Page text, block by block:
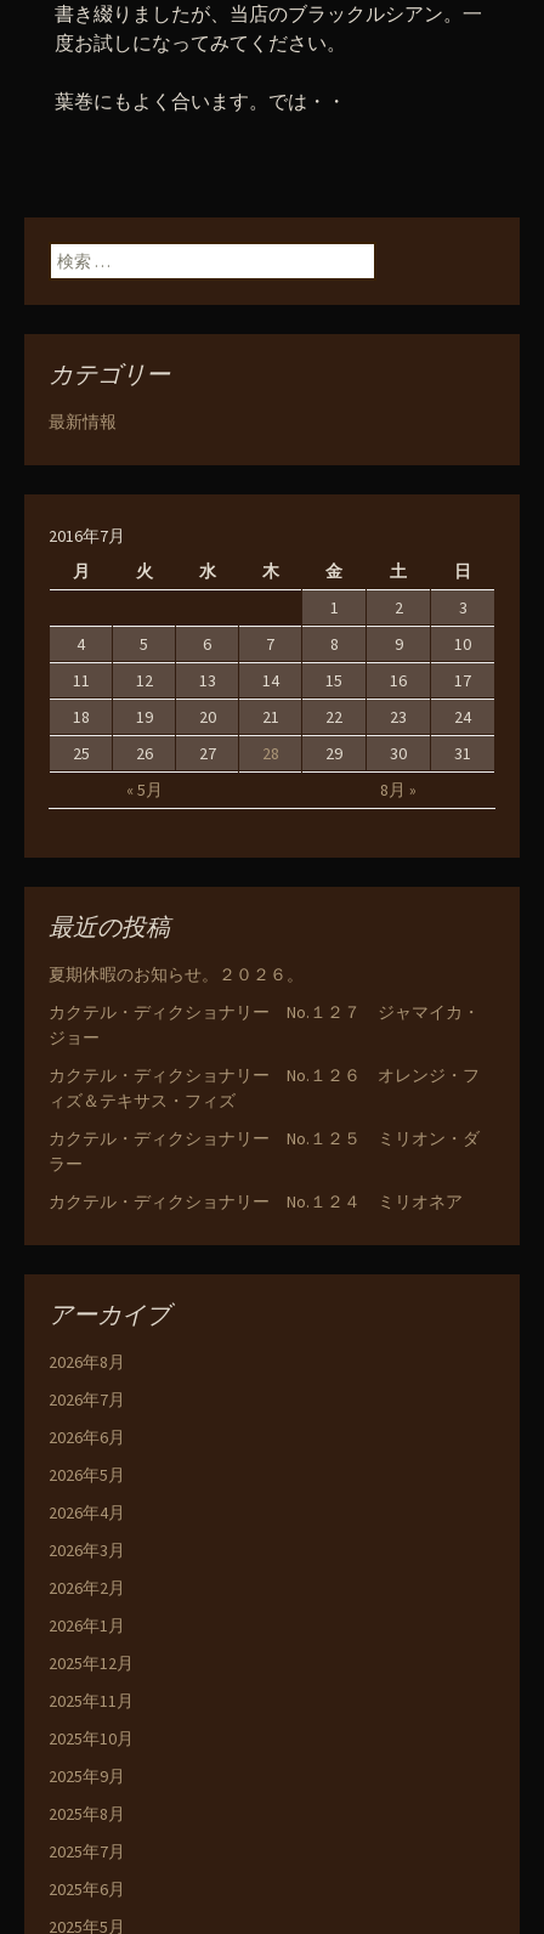
書き綴りましたが、当店のブラックルシアン。一
度お試しになってみてください。
葉巻にもよく合います。では・・
検索:
カテゴリー
最新情報
2016年7月
月
火 水 木 金 土 日
« 5月 8月 »
1 2
3
4
5 6 7 8 9
10
11
12 13 14 15 16
17
18
19 20 21 22 23
24
25
26 27 28 29 30 31
最近の投稿
夏期休暇のお知らせ。２０２６。
カクテル・ディクショナリー No.１２７ ジャマイカ・
ジョー
カクテル・ディクショナリー No.１２６ オレンジ・フ
ィズ＆テキサス・フィズ
カクテル・ディクショナリー No.１２５ ミリオン・ダ
ラー
カクテル・ディクショナリー No.１２４ ミリオネア
アーカイブ
2026年8月
2026年7月
2026年6月
2026年5月
2026年4月
2026年3月
2026年2月
2026年1月
2025年12月
2025年11月
2025年10月
2025年9月
2025年8月
2025年7月
2025年6月
2025年5月